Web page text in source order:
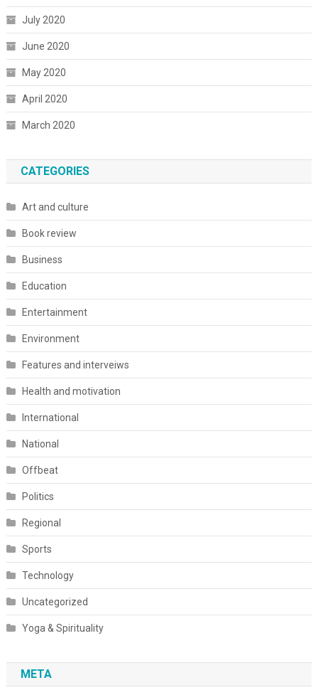
July 2020
June 2020
May 2020
April 2020
March 2020
CATEGORIES
Art and culture
Book review
Business
Education
Entertainment
Environment
Features and interveiws
Health and motivation
International
National
Offbeat
Politics
Regional
Sports
Technology
Uncategorized
Yoga & Spirituality
META